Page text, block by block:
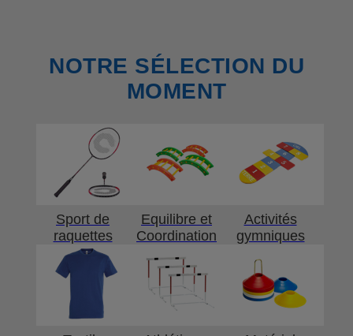
NOTRE SÉLECTION DU
MOMENT
Sport de
raquettes
Equilibre et
Coordination
Activités
gymniques